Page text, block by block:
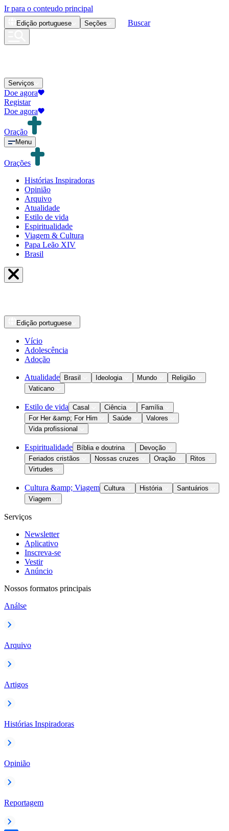
Ir para o conteudo principal
Edição portuguese Seções Buscar
Serviços
Doe agora
Registar
Doe agora
Oração
Menu
Orações
Histórias Inspiradoras
Opinião
Arquivo
Atualidade
Estilo de vida
Espiritualidade
Viagem & Cultura
Papa Leão XIV
Brasil
Edição portuguese
Vício
Adolescência
Adoção
Atualidade Brasil Ideologia Mundo
Religião
Vaticano
Estilo de vida Casal Ciência
Família
For Her &amp; For Him
Saúde
Valores
Vida profissional
Espiritualidade Bíblia e doutrina
Devoção
Feriados cristãos
Nossas cruzes Oração
Ritos
Virtudes
Cultura &amp; Viagem Cultura História
Santuários
Viagem
Serviços
Newsletter
Aplicativo
Inscreva-se
Vestir
Anúncio
Nossos formatos principais
Análse
Arquivo
Artigos
Histórias Inspiradoras
Opinião
Reportagem